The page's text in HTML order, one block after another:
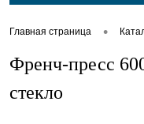
Главная страница •
Френч-пресс
стекло